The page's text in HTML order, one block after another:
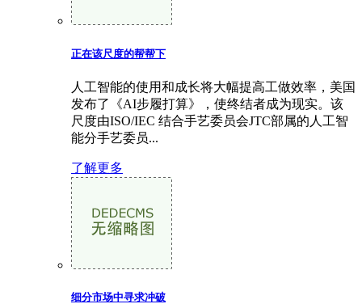
正在该尺度的帮帮下
人工智能的使用和成长将大幅提高工做效率，美国
发布了《AI步履打算》，使终结者成为现实。该
尺度由ISO/IEC 结合手艺委员会JTC部属的人工智
能分手艺委员...
了解更多
细分市场中寻求冲破